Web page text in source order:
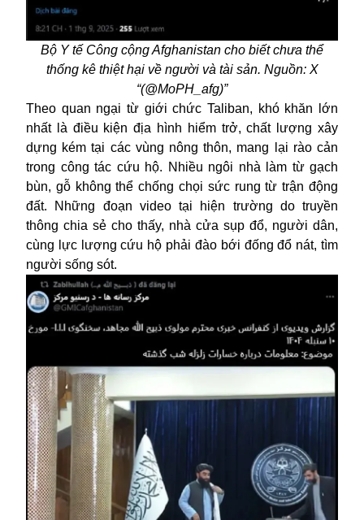
Bộ Y tế Công cộng Afghanistan cho biết chưa thể
thống kê thiệt hại về người và tài sản. Nguồn: X
“(@MoPH_afg)”
Theo quan ngại từ giới chức Taliban, khó khăn lớn
nhất là điều kiện địa hình hiểm trở, chất lượng xây
dựng kém tại các vùng nông thôn, mang lại rào cản
trong công tác cứu hộ. Nhiều ngôi nhà làm từ gạch
bùn, gỗ không thể chống chọi sức rung từ trận động
đất. Những đoạn video tại hiện trường do truyền
thông chia sẻ cho thấy, nhà cửa sụp đổ, người dân,
cùng lực lượng cứu hộ phải đào bới đống đổ nát, tìm
người sống sót.